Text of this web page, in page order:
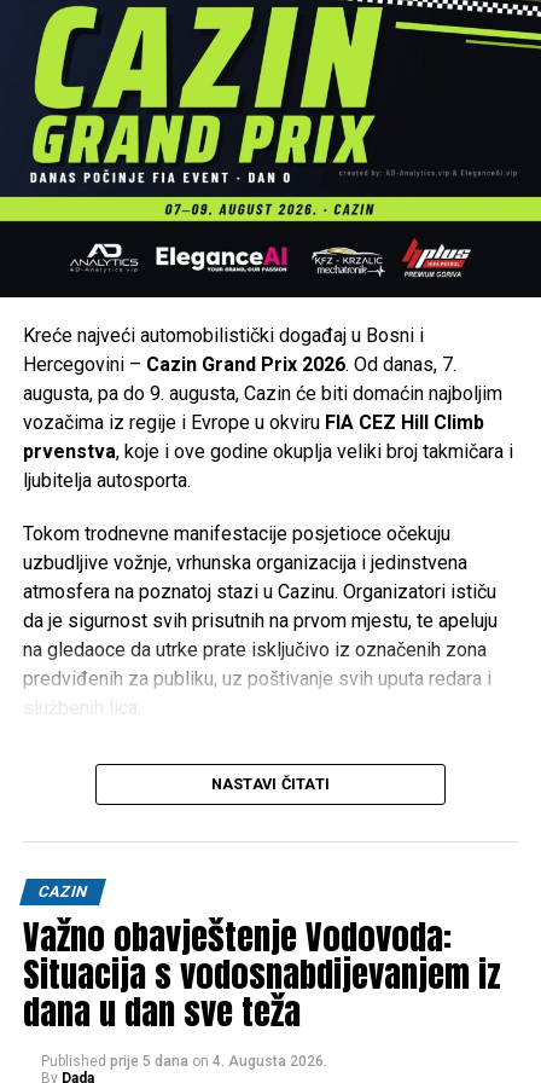
Kreće najveći automobilistički događaj u Bosni i
Hercegovini – Cazin Grand Prix 2026. Od danas, 7.
augusta, pa do 9. augusta, Cazin će biti domaćin najboljim
vozačima iz regije i Evrope u okviru FIA CEZ Hill Climb
prvenstva, koje i ove godine okuplja veliki broj takmičara i
ljubitelja autosporta.
Tokom trodnevne manifestacije posjetioce očekuju
uzbudljive vožnje, vrhunska organizacija i jedinstvena
atmosfera na poznatoj stazi u Cazinu. Organizatori ističu
da je sigurnost svih prisutnih na prvom mjestu, te apeluju
na gledaoce da utrke prate isključivo iz označenih zona
predviđenih za publiku, uz poštivanje svih uputa redara i
službenih lica.
Posebnu pažnju ove godine privlači i velika nagradna igra
Hifa Petrol, koja je pripremila vrijedne nagrade
čakdva Porsche Macana, dok je ukupno pripremljeno
više od2.800 nagrada
Očekuje se dolazak hiljada gledalaca iz Bosne i
Hercegovine, Hrvatske, Slovenije, Srbije, Crne Gore i drugih
evropskih zemalja, što će Cazin i ove godine učiniti
regionalnim centrom automobilizma.
Ljubitelji brzine i adrenalina naredna tri dana moći će
NASTAVI ČITATI
CAZIN
Važno obavještenje Vodovoda:
Situacija s vodosnabdijevanjem iz
dana u dan sve teža
Published prije 5 dana on 4. Augusta 2026.
By Dada